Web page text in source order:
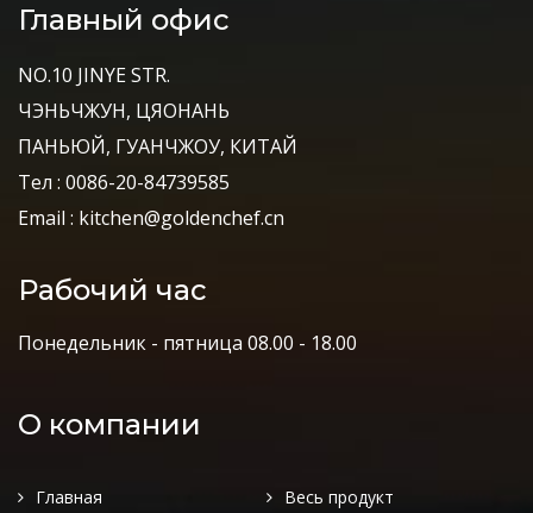
Главный офис
NO.10 JINYE STR.
ЧЭНЬЧЖУН, ЦЯОНАНЬ
ПАНЬЮЙ, ГУАНЧЖОУ, КИТАЙ
Тел : 0086-20-84739585
Email : kitchen@goldenchef.cn
Рабочий час
Понедельник - пятница 08.00 - 18.00
О компании
Главная Весь продукт